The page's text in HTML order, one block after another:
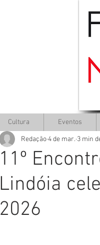
11º
Lindóia
2026
Redação4 de mar. 3 min
Cultura Eventos